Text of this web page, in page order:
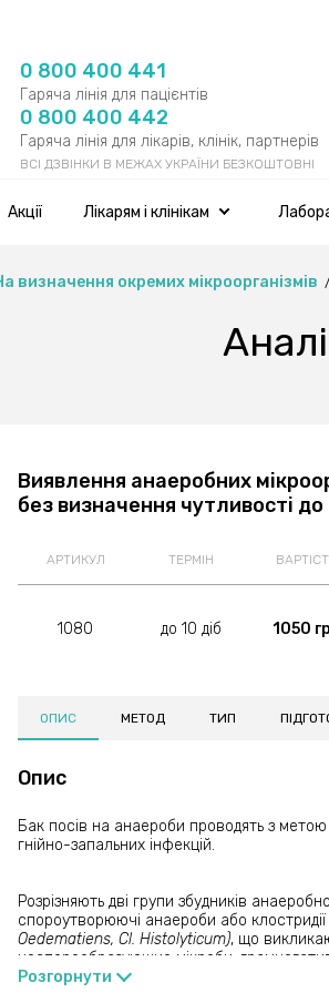
0 800 400 441
Гаряча лінія для пацієнтів
0 800 400 442
Гаряча лінія для лікарів, клінік, партнерів
ВСІ ДЗВІНКИ В МЕЖАХ УКРАЇНИ БЕЗКОШТОВНІ
Акції Лікарям і клінікам
визначення окремих мікроорганізмів
Виявлення анаеробних
без визначення чутливості до
АРТИКУЛ ТЕРМІН
1080 до 10 діб 1050
ОПИС МЕТОД ТИП
Опис
Бак посів на анаероби проводять з метою
гнійно-запальних інфекцій.
Розрізняють дві групи збудників
спороутворюючі анаероби або клостридії
Oedematiens, Cl. Histolyticum), що
неспорообразующие мікроби:
родуPeptococcus
Розгорнути